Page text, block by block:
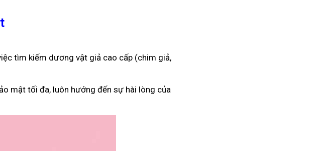
tìm kiếm dương vật giả cao cấp (chim giả,
mật tối đa, luôn hướng đến sự hài lòng của